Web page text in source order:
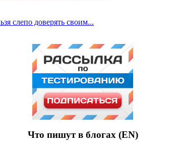
слепо доверять своим...
Что пишут в блогах (EN)